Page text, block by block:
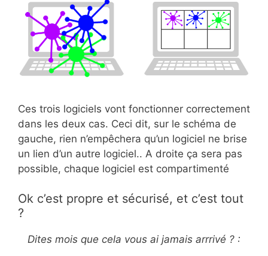
Ces trois logiciels vont fonctionner correctement
dans les deux cas. Ceci dit, sur le schéma de
gauche, rien n’empêchera qu’un logiciel ne brise
un lien d’un autre logiciel.. A droite ça sera pas
possible, chaque logiciel est compartimenté
Ok c’est propre et sécurisé, et c’est tout
?
Dites mois que cela vous ai jamais arrrivé ? :